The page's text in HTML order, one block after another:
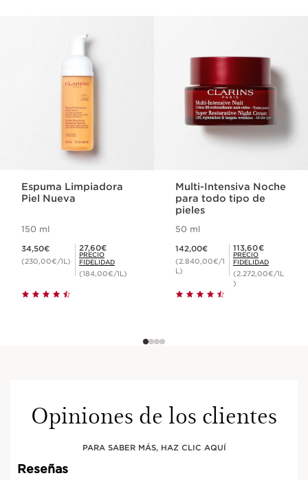
Espuma Limpiadora
Piel Nueva
150 ml
34,50€
(230,00€/1L)
Precio Fidelidad 27,60€
27,60€
PRECIO
FIDELIDAD
(184,00€/1L)
Multi-Intensiva Noche
para todo tipo de
pieles
50 ml
142,00€
(2.840,00€/1
L)
Precio Fidelidad 113,60€
113,60€
PRECIO
FIDELIDAD
(2.272,00€/1L
)
Opiniones de los clientes
PARA SABER MÁS, HAZ CLIC AQUÍ